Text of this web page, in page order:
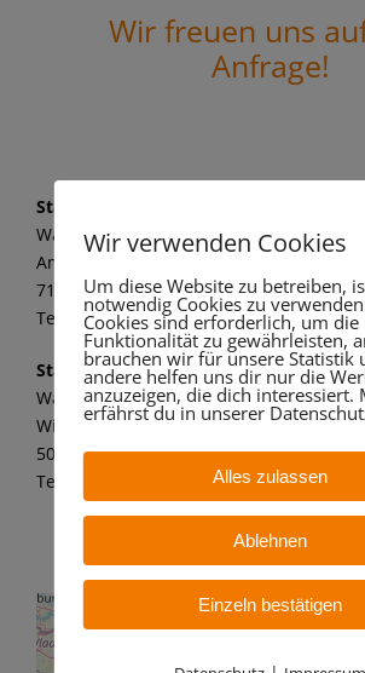
Wir freuen uns
Anfrage!
Standort Marbach
Wandaa GmbH
Am alten Kraftwerk 1
71672 Marbach a. N.
Tel.: 07144 8062 149
Standort Bergheim
Wandaa GmbH
Willy-Messerschmitt-Str. 6
50126 Bergheim – Paffendorf
Tel.: 02271 7 59 21 11
Wir verwenden Cookies
Um diese Website zu betreiben,
notwendig Cookies zu
Cookies sind erforderlich, um die
Funktionalität zu gewährleisten,
brauchen wir für unsere Statistik
andere helfen uns dir nur die
anzuzeigen, die dich interessiert.
erfährst du in unserer
Alles zulassen
Ablehnen
Einzeln bestätigen